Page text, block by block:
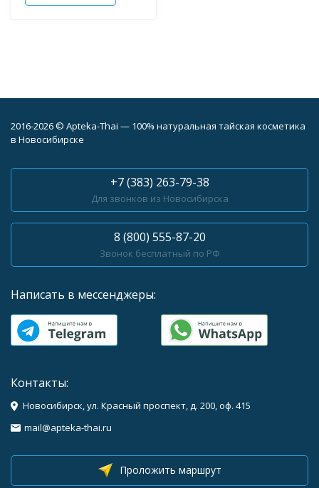
2016-2026 © Apteka-Thai — 100% натуральная тайская косметика
в Новосибирске
+7 (383) 263-79-38
Для звонков из Новосибирска
8 (800) 555-87-20
Звонок бесплатный по РФ
Написать в мессенджеры:
Контакты:
Новосибирск, ул. Красный проспект, д. 200, оф. 415
mail@apteka-thai.ru
Проложить маршрут